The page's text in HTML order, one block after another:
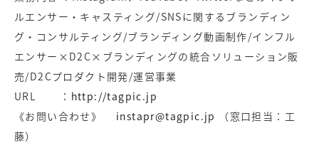
ルエンサー・キャスティング/SNSに関するブランディン
グ・コンサルティング/ブランディング動画制作/インフル
エンサー×D2C×ブランディングの統合ソリューション販
売/D2Cプロダクト開発/運営事業
URL ：
http://tagpic.jp
《お問い合わせ》 instapr@tagpic.jp
（窓口担当：工
藤）